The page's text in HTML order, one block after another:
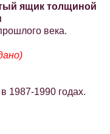
ящик толщиной
века.
1987-1990 годах.